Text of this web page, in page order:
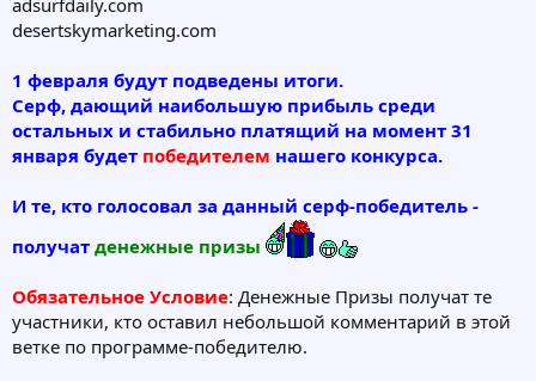
desertskymarketing.com
1 февраля будут подведены итоги.
Серф, дающий наибольшую прибыль среди
остальных и стабильно платящий на момент 31
января будет победителем нашего конкурса.
И те, кто голосовал за данный серф-победитель -
получат денежные призы
Обязательное Условие: Денежные Призы получат те
участники, кто оставил небольшой комментарий в этой
ветке по программе-победителю.